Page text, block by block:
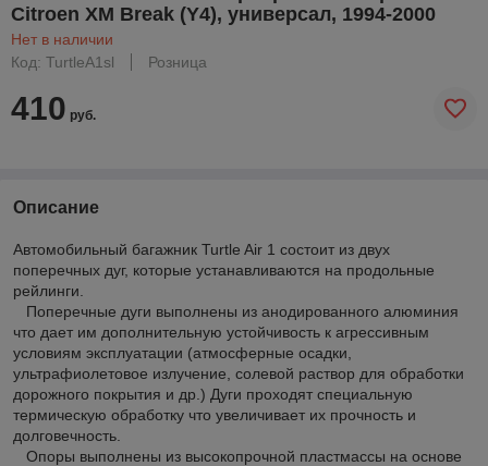
Citroen XM Break (Y4), универсал, 1994-2000
Нет в наличии
Код: TurtleA1sl
Розница
410 руб.
Описание
Автомобильный багажник Turtle Air 1 состоит из двух
поперечных дуг, которые устанавливаются на продольные
рейлинги.
Поперечные дуги выполнены из анодированного алюминия
что дает им дополнительную устойчивость к агрессивным
условиям эксплуатации (атмосферные осадки,
ультрафиолетовое излучение, солевой раствор для обработки
дорожного покрытия и др.) Дуги проходят специальную
термическую обработку что увеличивает их прочность и
долговечность.
Опоры выполнены из высокопрочной пластмассы на основе